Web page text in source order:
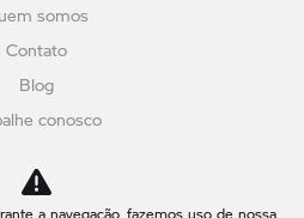
somos
Contato
Blog
conosco
de Denúncias
a navegação, fazemos uso de nossa